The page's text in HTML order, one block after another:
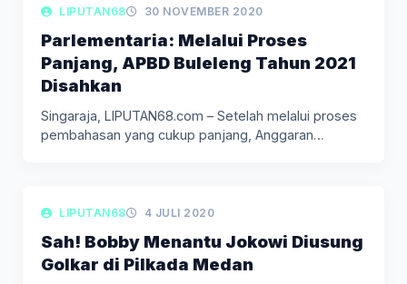
LIPUTAN DAERAH
LIPUTAN68 30 NOVEMBER 2020
Parlementaria: Melalui Proses
Panjang, APBD Buleleng Tahun 2021
Disahkan
Singaraja, LIPUTAN68.com – Setelah melalui proses
pembahasan yang cukup panjang, Anggaran
LIPUTAN BERITA
LIPUTAN68 4 JULI 2020
Sah! Bobby Menantu Jokowi Diusung
Golkar di Pilkada Medan